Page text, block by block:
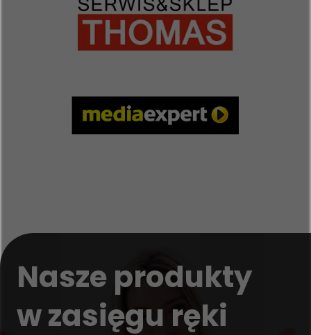
Nasze produkty
w zasięgu ręki